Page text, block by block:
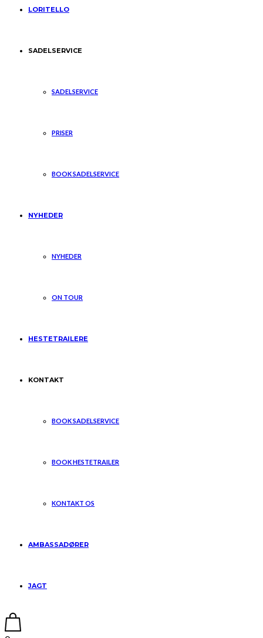
LORITELLO
SADELSERVICE
SADELSERVICE
PRISER
BOOK SADELSERVICE
NYHEDER
NYHEDER
ON TOUR
HESTETRAILERE
KONTAKT
BOOK SADELSERVICE
BOOK HESTETRAILER
KONTAKT OS
AMBASSADØRER
JAGT